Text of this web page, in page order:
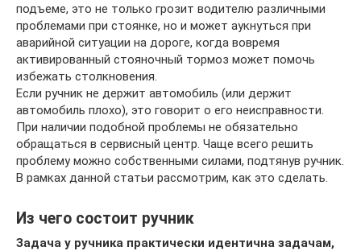
подъеме, это не только грозит водителю различными
проблемами при стоянке, но и может аукнуться при
аварийной ситуации на дороге, когда вовремя
активированный стояночный тормоз может помочь
избежать столкновения.
Если ручник не держит автомобиль (или держит
автомобиль плохо), это говорит о его неисправности.
При наличии подобной проблемы не обязательно
обращаться в сервисный центр. Чаще всего решить
проблему можно собственными силами, подтянув ручник.
В рамках данной статьи рассмотрим, как это сделать.
Из чего состоит ручник
Задача у ручника практически идентична задачам,